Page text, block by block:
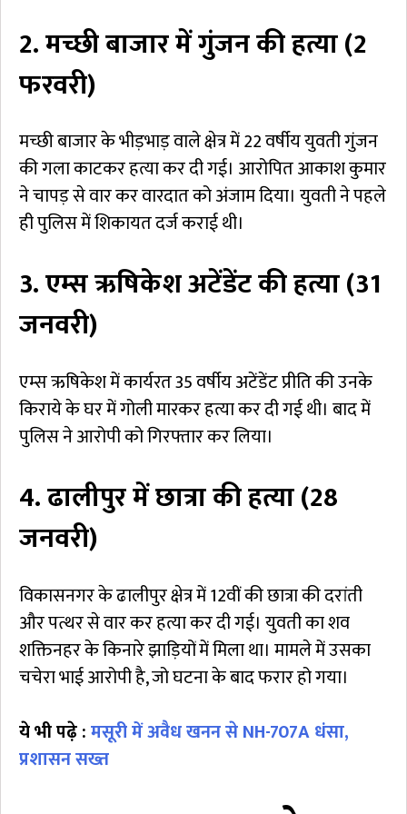
2. मच्छी बाजार में गुंजन की हत्या (2
फरवरी)
मच्छी बाजार के भीड़भाड़ वाले क्षेत्र में 22 वर्षीय युवती गुंजन
की गला काटकर हत्या कर दी गई। आरोपित आकाश कुमार
ने चापड़ से वार कर वारदात को अंजाम दिया। युवती ने पहले
ही पुलिस में शिकायत दर्ज कराई थी।
3. एम्स ऋषिकेश अटेंडेंट की हत्या (31
जनवरी)
एम्स ऋषिकेश में कार्यरत 35 वर्षीय अटेंडेंट प्रीति की उनके
किराये के घर में गोली मारकर हत्या कर दी गई थी। बाद में
पुलिस ने आरोपी को गिरफ्तार कर लिया।
4. ढालीपुर में छात्रा की हत्या (28
जनवरी)
विकासनगर के ढालीपुर क्षेत्र में 12वीं की छात्रा की दरांती
और पत्थर से वार कर हत्या कर दी गई। युवती का शव
शक्तिनहर के किनारे झाड़ियों में मिला था। मामले में उसका
चचेरा भाई आरोपी है, जो घटना के बाद फरार हो गया।
ये भी पढ़े :मसूरी में अवैध खनन से NH-707A धंसा,
प्रशासन सख्त